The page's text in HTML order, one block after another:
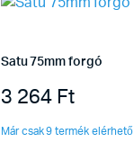
Satu 75mm forgó
3 264 Ft
Már csak 9 termék elérhető